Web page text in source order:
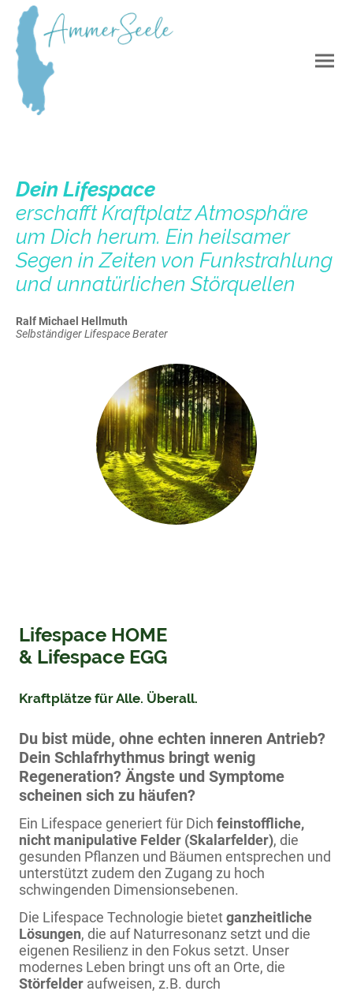
Dein Lifespace
erschafft Kraftplatz Atmosphäre
um Dich herum. Ein heilsamer
Segen in Zeiten von Funkstrahlung
und unnatürlichen Störquellen
Ralf Michael Hellmuth
Selbständiger Lifespace Berater
Lifespace HOME
& Lifespace EGG
Kraftplätze für Alle. Überall.
Du bist müde, ohne echten inneren Antrieb?
Dein Schlafrhythmus bringt wenig
Regeneration? Ängste und Symptome
scheinen sich zu häufen?
Ein Lifespace generiert für Dich feinstoffliche,
nicht manipulative Felder (Skalarfelder), die
gesunden Pflanzen und Bäumen entsprechen und
unterstützt zudem den Zugang zu hoch
schwingenden Dimensionsebenen.
Die Lifespace Technologie bietetganzheitliche
Lösungen, die auf Naturresonanz setzt und die
eigenen Resilienz in den Fokus setzt. Unser
modernes Leben bringt uns oft an Orte, die
Störfelder aufweisen, z.B. durch